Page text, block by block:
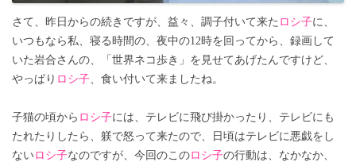
さて、昨日からの続きですが、益々、調子付いて来た ロシ子に、
いつもなら私、寝る時間の、夜中の12時を回ってから、録画して
いた岩合さんの、「世界ネコ歩き」を見せてあげたんですけど、
やっぱり ロシ子 、食い付いて来ましたね。
子猫の頃から ロシ子には、テレビに飛び掛かったり、テレビにも
たれたりしたら、躾で怒って来たので、日頃はテレビに悪戯をし
ないロシ子なのですが、今回のこのロシ子の行動は、なかなか、